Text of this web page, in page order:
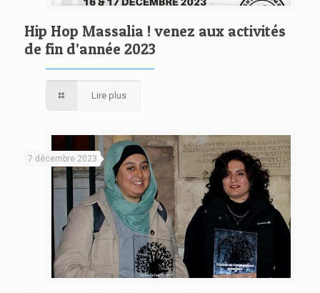
Hip Hop Massalia ! venez aux activités
de fin d’année 2023
Lire plus
7 décembre 2023